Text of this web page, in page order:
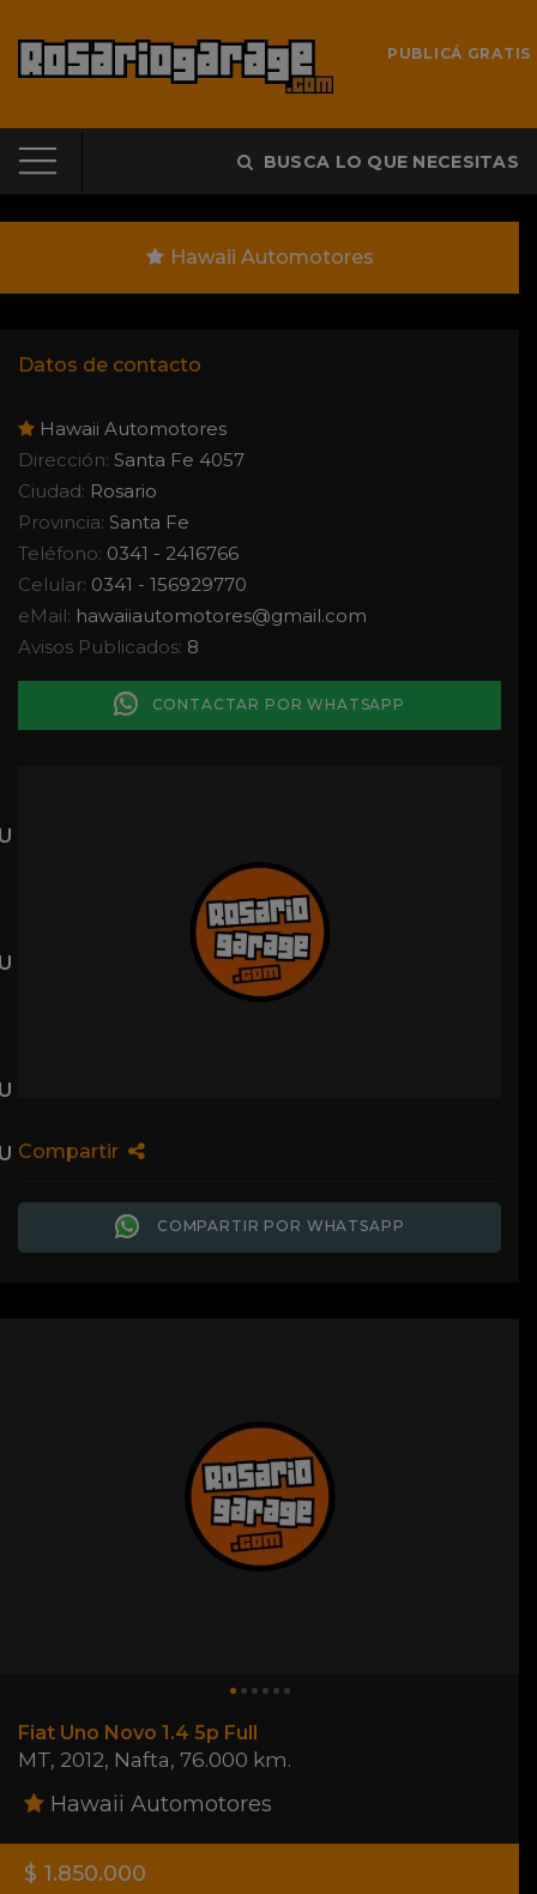
PUBLICÁ GRATIS
BUSCA LO QUE NECESITAS
Hawaii Automotores
Datos de contacto
Hawaii Automotores
Dirección: Santa Fe 4057
Ciudad: Rosario
Provincia: Santa Fe
Teléfono: 0341 - 2416766
Celular: 0341 - 156929770
eMail: hawaiiautomotores@gmail.com
Avisos Publicados: 8
CONTACTAR POR WHATSAPP
Compartir
COMPARTIR POR WHATSAPP
Fiat Uno Novo 1.4 5p Full
MT, 2012, Nafta, 76.000 km.
Hawaii Automotores
$ 1.850.000